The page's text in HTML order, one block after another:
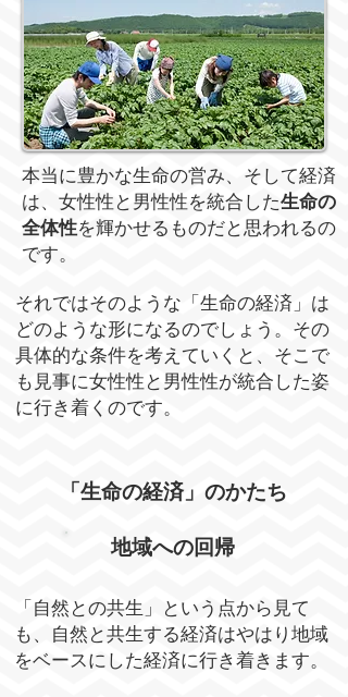
本当に豊かな生命の営み、そして経済
は、女性性と男性性を統合した生命の
全体性を輝かせるものだと思われるの
です。
それではそのような「生命の経済」は
どのような形になるのでしょう。その
具体的な条件を考えていくと、そこで
も見事に女性性と男性性が統合した姿
に行き着くのです。
「生命の経済」のかたち
地域への回帰
「自然との共生」という点から見て
も、自然と共生する経済はやはり地域
をベースにした経済に行き着きます。